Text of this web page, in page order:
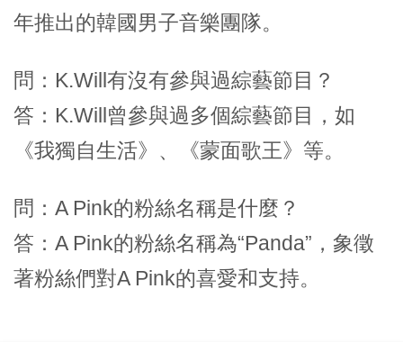
年推出的韓國男子音樂團隊。
問：K.Will有沒有參與過綜藝節目？
答：K.Will曾參與過多個綜藝節目，如
《我獨自生活》、《蒙面歌王》等。
問：A Pink的粉絲名稱是什麼？
答：A Pink的粉絲名稱為“Panda”，象徵
著粉絲們對A Pink的喜愛和支持。